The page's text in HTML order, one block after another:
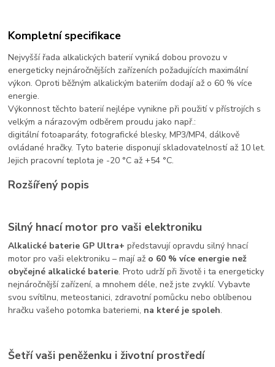
Kompletní specifikace
Nejvyšší řada alkalických baterií vyniká dobou provozu v
energeticky nejnáročnějších zařízeních požadujících maximální
výkon. Oproti běžným alkalickým bateriím dodají až o 60 % více
energie.
Výkonnost těchto baterií nejlépe vynikne při použití v přístrojích s
velkým a nárazovým odběrem proudu jako např.:
digitální fotoaparáty, fotografické blesky, MP3/MP4, dálkově
ovládané hračky. Tyto baterie disponují skladovatelností až 10 let.
Jejich pracovní teplota je -20 °C až +54 °C.
Rozšířený popis
Silný hnací motor pro vaši elektroniku
Alkalické baterie GP Ultra+ představují opravdu silný hnací
motor pro vaši elektroniku – mají až o 60 % více energie než
obyčejné alkalické baterie. Proto udrží při životě i ta energeticky
nejnáročnější zařízení, a mnohem déle, než jste zvyklí. Vybavte
svou svítilnu, meteostanici, zdravotní pomůcku nebo oblíbenou
hračku vašeho potomka bateriemi, na které je spoleh.
Šetří vaši peněženku i životní prostředí